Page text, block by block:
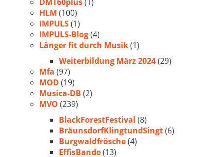
HLM (100)
IMPULS(1)
IMPULS-Blog(4)
Länger fit durch Musik(1)
Weiterbildung März 2024(29)
Mfa (97)
MOD (19)
Musica-DB (2)
MVO (239)
BlackForestFestival (8)
BräunsdorfKlingtundSingt(6)
Burgwaldfrösche(4)
EffisBande(13)